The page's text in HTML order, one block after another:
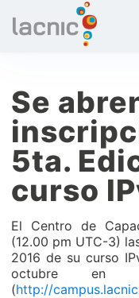
Se
5ta.
curso
El Centro de
(12.00 pm UTC-3)
2016 de su curso
octubre en
(http://